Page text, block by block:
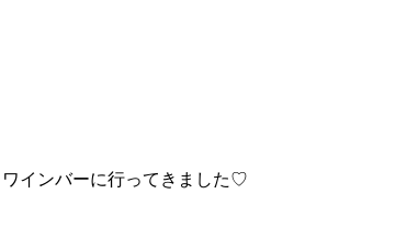
インバーに行ってきました♡